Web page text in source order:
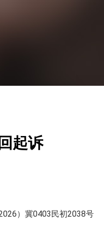
起诉
2026）冀0403民初2038号